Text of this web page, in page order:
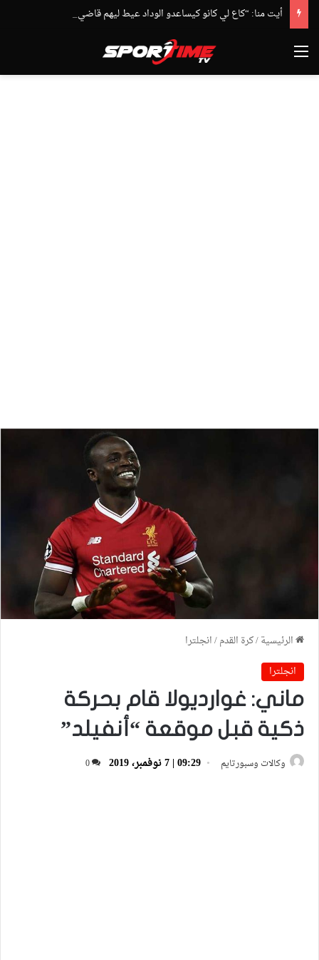
القائمة
الرئيسية/كرة القدم/انجلترا
انجلترا
ماني: غوارديولا قام بحركة
ذكية قبل موقعة “أنفيلد”
وكالات وسبورتايم 09:29 | 7 نوفمبر، 2019 0